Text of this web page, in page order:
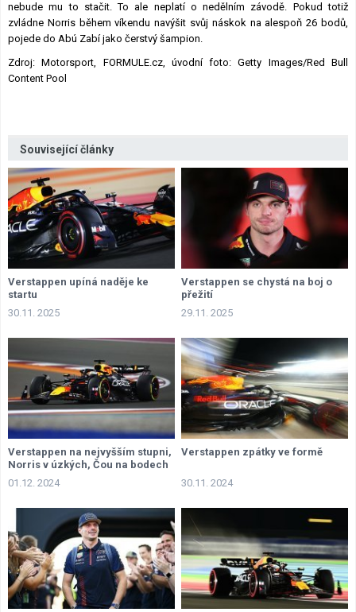
nebude mu to stačit. To ale neplatí o nedělním závodě. Pokud totiž
zvládne Norris během víkendu navýšit svůj náskok na alespoň 26 bodů,
pojede do Abú Zabí jako čerstvý šampion.
Zdroj: Motorsport, FORMULE.cz, úvodní foto: Getty Images/Red Bull
Content Pool
Související články
Verstappen upíná naděje ke
startu
30.11. 2025
Verstappen se chystá na boj o
přežití
29.11. 2025
Verstappen na nejvyšším stupni,
Norris v úzkých, Čou na bodech
01.12. 2024
Verstappen zpátky ve formě
30.11. 2024